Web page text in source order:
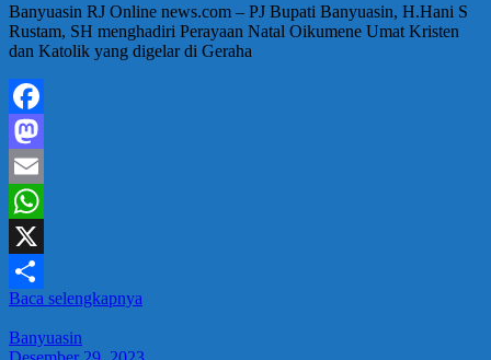
Banyuasin RJ Online news.com – PJ Bupati Banyuasin, H.Hani S
Rustam, SH menghadiri Perayaan Natal Oikumene Umat Kristen
dan Katolik yang digelar di Geraha
Facebook
Mastodon
Email
WhatsApp
X
Share
Baca selengkapnya
Banyuasin